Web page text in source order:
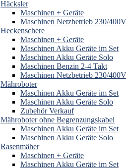
Häcksler
Maschinen + Geräte
Maschinen Netzbetrieb 230/400V
Heckenschere
Maschinen + Geräte
Maschinen Akku Geräte im Set
Maschinen Akku Geräte Solo
Maschinen Benzin 2-4 Takt
Maschinen Netzbetrieb 230/400V
Mähroboter
Maschinen Akku Geräte im Set
Maschinen Akku Geräte Solo
Zubehör Verkauf
Mähroboter ohne Begrenzungskabel
Maschinen Akku Geräte im Set
Maschinen Akku Geräte Solo
Rasenmäher
Maschinen + Geräte
Maschinen Akku Geräte im Set